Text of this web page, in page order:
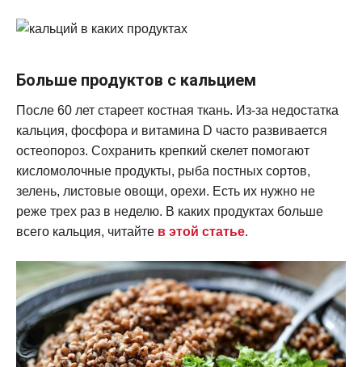
Больше продуктов с кальцием
После 60 лет стареет костная ткань. Из-за недостатка
кальция, фосфора и витамина D часто развивается
остеопороз. Сохранить крепкий скелет помогают
кисломолочные продукты, рыба постных сортов,
зелень, листовые овощи, орехи. Есть их нужно не
реже трех раз в неделю. В каких продуктах больше
всего кальция, читайте в этой статье.